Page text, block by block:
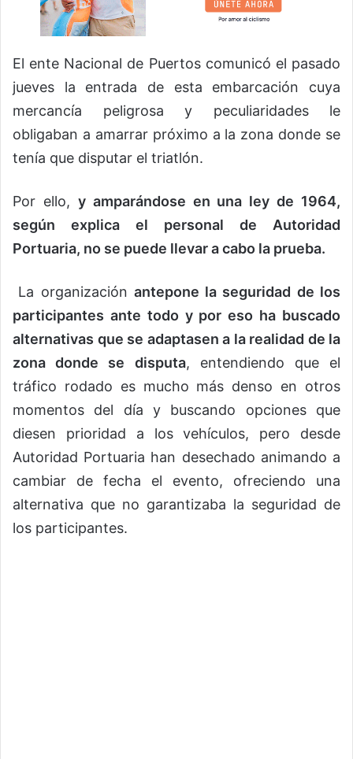
El ente Nacional de Puertos comunicó el pasado
jueves la entrada de esta embarcación cuya
mercancía peligrosa y peculiaridades le
obligaban a amarrar próximo a la zona donde se
tenía que disputar el triatlón.
Por ello, y amparándose en una ley de 1964,
según explica el personal de Autoridad
Portuaria, no se puede llevar a cabo la prueba.
La organización antepone la seguridad de los
participantes ante todo y por eso ha buscado
alternativas que se adaptasen a la realidad de la
zona donde se disputa, entendiendo que el
tráfico rodado es mucho más denso en otros
momentos del día y buscando opciones que
diesen prioridad a los vehículos, pero desde
Autoridad Portuaria han desechado animando a
cambiar de fecha el evento, ofreciendo una
alternativa que no garantizaba la seguridad de
los participantes.